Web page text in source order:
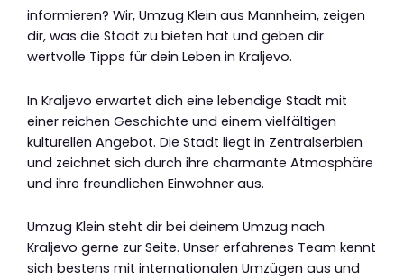
informieren? Wir, Umzug Klein aus Mannheim, zeigen
dir, was die Stadt zu bieten hat und geben dir
wertvolle Tipps für dein Leben in Kraljevo.
In Kraljevo erwartet dich eine lebendige Stadt mit
einer reichen Geschichte und einem vielfältigen
kulturellen Angebot. Die Stadt liegt in Zentralserbien
und zeichnet sich durch ihre charmante Atmosphäre
und ihre freundlichen Einwohner aus.
Umzug Klein steht dir bei deinem Umzug nach
Kraljevo gerne zur Seite. Unser erfahrenes Team kennt
sich bestens mit internationalen Umzügen aus und